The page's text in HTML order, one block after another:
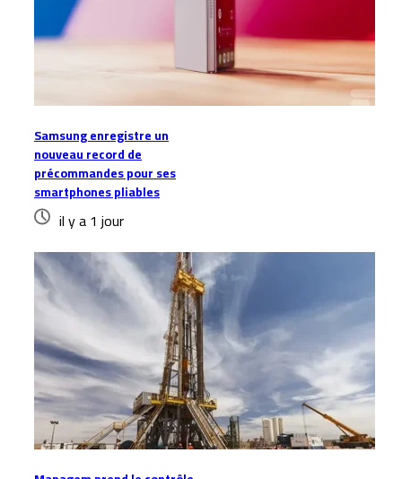
Samsung enregistre un
nouveau record de
précommandes pour ses
smartphones pliables
il y a 1 jour